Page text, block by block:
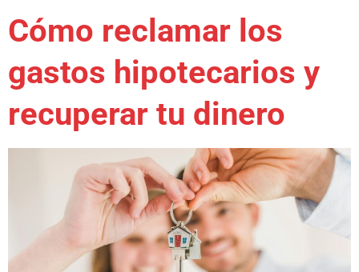
Cómo reclamar los
gastos hipotecarios y
recuperar tu dinero